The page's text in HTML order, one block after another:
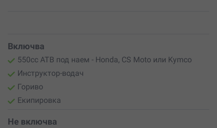
Включва
550cc АТВ под наем - Honda, CS Moto или Kymco
Инструктор-водач
Гориво
Екипировка
Не включва